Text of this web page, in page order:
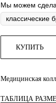
Мы можем
КУПИТЬ
Медицинская
ТАБЛИЦА